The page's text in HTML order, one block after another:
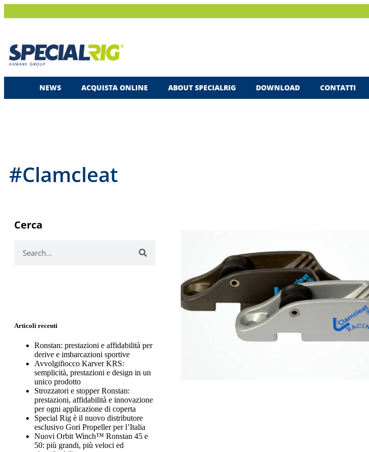
NEWS ACQUISTA ONLINE ABOUT SPECIALRIG DOWNLOAD CONTATTI
#Clamcleat
Cerca
Articoli recenti
Ronstan: prestazioni e affidabilità per
derive e imbarcazioni sportive
Avvolgifiocco Karver KRS:
semplicità, prestazioni e design in un
unico prodotto
Strozzatori e stopper Ronstan:
prestazioni, affidabilità e innovazione
per ogni applicazione di coperta
Special Rig è il nuovo distributore
esclusivo Gori Propeller per l’Italia
Nuovi Orbit Winch™ Ronstan 45 e
50: più grandi, più veloci ed